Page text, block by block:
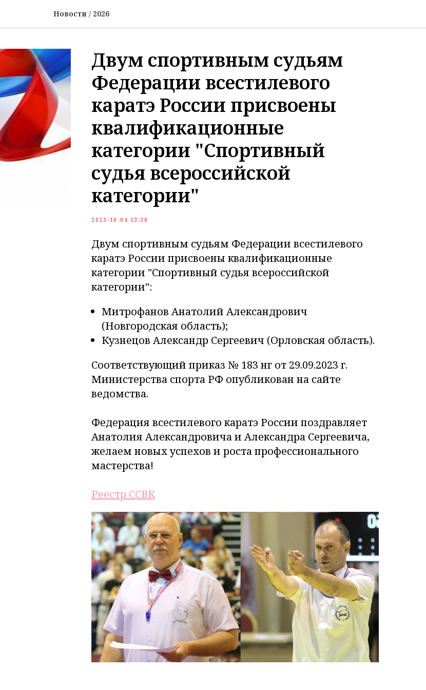
Новости / 2026
Двум спортивным судьям
Федерации всестилевого
каратэ России присвоены
квалификационные
категории "Спортивный
судья всероссийской
категории"
2023-10-04 13:38
Двум спортивным судьям Федерации всестилевого
каратэ России присвоены квалификационные
категории "Спортивный судья всероссийской
категории":
Митрофанов Анатолий Александрович
(Новгородская область);
Кузнецов Александр Сергеевич (Орловская область).
Соответствующий приказ № 183 нг от 29.09.2023 г.
Министерства спорта РФ опубликован на сайте
ведомства.
Федерация всестилевого каратэ России поздравляет
Анатолия Александровича и Александра Сергеевича,
желаем новых успехов и роста профессионального
мастерства!
Реестр ССВК